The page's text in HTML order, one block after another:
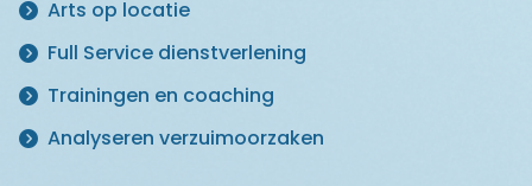
Arts op locatie
Full Service dienstverlening
Trainingen en coaching
Analyseren verzuimoorzaken